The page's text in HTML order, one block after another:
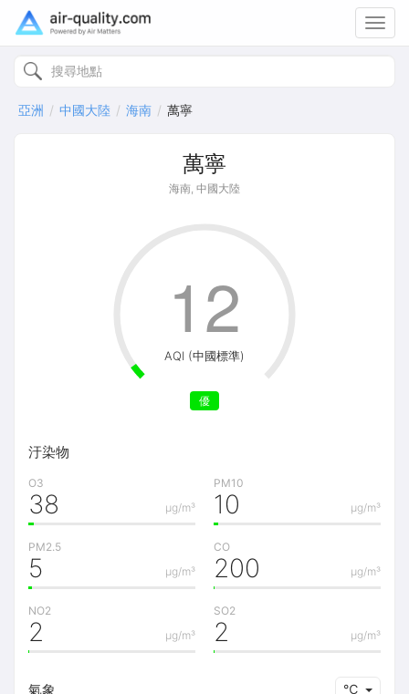
亞洲 中國大陸 海南 萬寧
萬寧
海南, 中國大陸
AQI (中國標準)
優
12
汙染物
O3
μg/m³
38
PM10
μg/m³
10
PM2.5
μg/m³
5
CO
μg/m³
200
NO2
μg/m³
2
SO2
μg/m³
2
氣象 ℃